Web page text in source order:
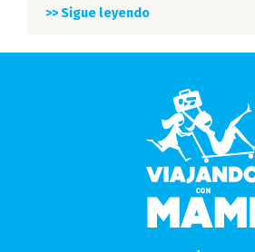
>> Sigue leyendo